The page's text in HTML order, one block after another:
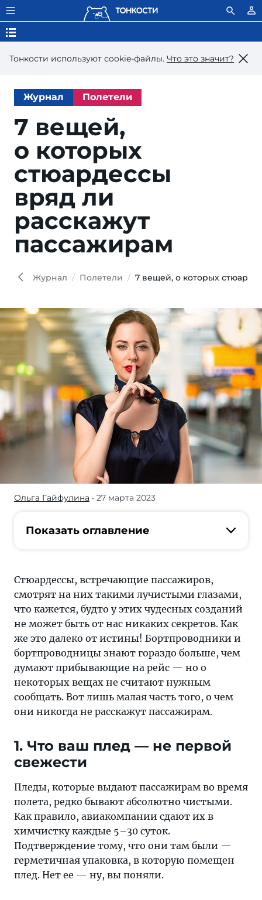
Тонкости используют сookie-файлы. Что это значит?
Журнал Полетели
7 вещей,
о которых
стюардессы
вряд ли
расскажут
пассажирам
Журнал Полетели 7 вещей, о которых
Бортпроводники
бортпроводницы
думают
пассажиры
но
некоторых
вещах
сообщать.
Ольга Гайфулина • 27 марта 2023
Показать оглавление
Стюардессы, встречающие пассажиров,
смотрят на них такими лучистыми глазами,
что кажется, будто у этих чудесных созданий
не может быть от нас никаких секретов. Как
же это далеко от истины! Бортпроводники и
бортпроводницы знают гораздо больше, чем
думают прибывающие на рейс — но о
некоторых вещах не считают нужным
сообщать. Вот лишь малая часть того, о чем
они никогда не расскажут пассажирам.
1. Что ваш плед — не первой
свежести
Пледы, которые выдают пассажирам во время
полета, редко бывают абсолютно чистыми.
Как правило, авиакомпании сдают их в
химчистку каждые 5–30 суток.
Подтверждение тому, что они там были —
герметичная упаковка, в которую помещен
плед. Нет ее — ну, вы поняли.